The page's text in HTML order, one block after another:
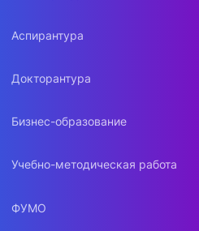
Аспирантура
Докторантура
Бизнес-образование
Учебно-методическая работа
ФУМО